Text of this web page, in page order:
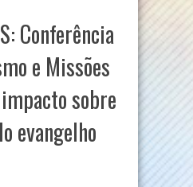
Conferência
e Missões
sobre
evangelho